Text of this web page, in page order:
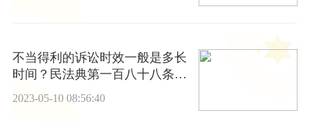
不当得利的诉讼时效一般是多长
时间？民法典第一百八十八条的
2023-05-10 08:56:40